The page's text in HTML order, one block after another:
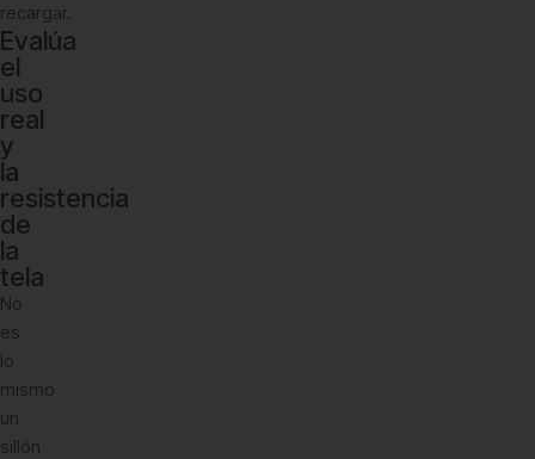
recargar.
Evalúa
el
uso
real
y
la
resistencia
de
la
tela
No
es
lo
mismo
un
sillón